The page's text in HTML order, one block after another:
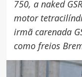
750, a naked
motor
irmã carenada
como freios